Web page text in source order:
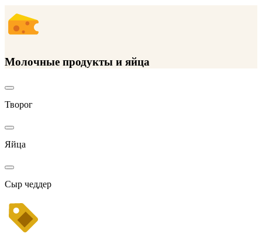
Молочные продукты и яйца
Творог
Яйца
Сыр чеддер